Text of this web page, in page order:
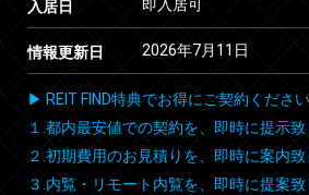
入居日 即入居可
情報更新日 2026年7月11日
▶ REIT FIND特典でお得にご契約ください
１.都内最安値での契約を、即時に提示致
２.初期費用のお見積りを、即時に案内致
３.内覧・リモート内覧を、即時に提案致